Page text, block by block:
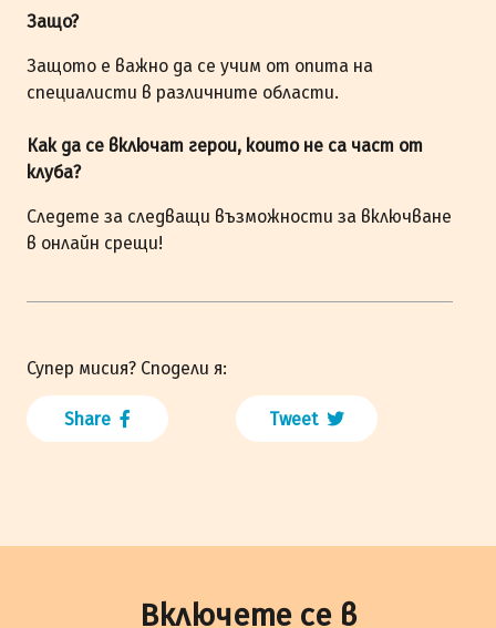
Защо?
Защото е важно да се учим от опита на
специалисти в различните области.
Как да се включат герои, които не са част от
клуба?
Следете за следващи възможности за включване
в онлайн срещи!
Супер мисия? Сподели я:
Share Tweet
Включете се в